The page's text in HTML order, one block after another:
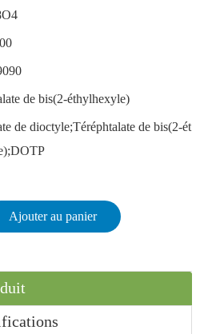
de bis(2-éthylhexyle)
de dioctyle;Téréphtalate de bis(2-ét
Ajouter au panier